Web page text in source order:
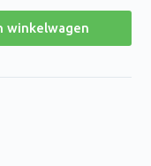
winkelwagen